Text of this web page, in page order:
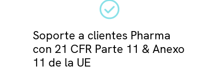
Soporte a clientes Pharma
con 21 CFR Parte 11 & Anexo
11 de la UE